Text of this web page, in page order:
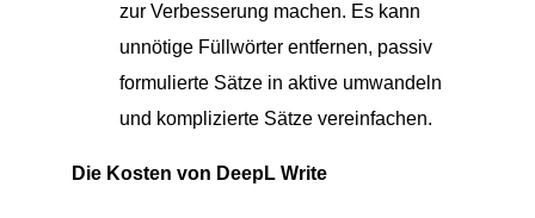
zur Verbesserung machen. Es kann
unnötige Füllwörter entfernen, passiv
formulierte Sätze in aktive umwandeln
und komplizierte Sätze vereinfachen.
Die Kosten von DeepL Write